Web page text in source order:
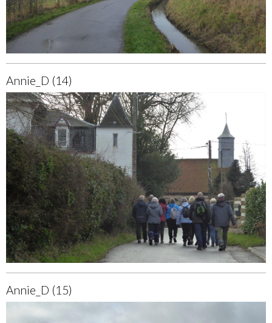
Annie_D (14)
Annie_D (15)